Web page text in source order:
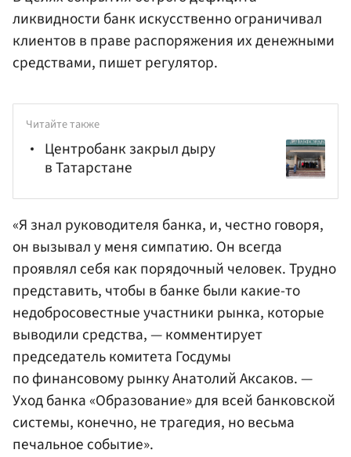
ликвидности банк искусственно ограничивал
клиентов в праве распоряжения их денежными
средствами, пишет регулятор.
Читайте также
Центробанк закрыл дыру
в Татарстане
«Я знал руководителя банка, и, честно говоря,
он вызывал у меня симпатию. Он всегда
проявлял себя как порядочный человек. Трудно
представить, чтобы в банке были какие-то
недобросовестные участники рынка, которые
выводили средства, — комментирует
председатель комитета Госдумы
по финансовому рынкуАнатолий Аксаков. —
Уход банка «Образование» для всей банковской
системы, конечно, не трагедия, но весьма
печальное событие».